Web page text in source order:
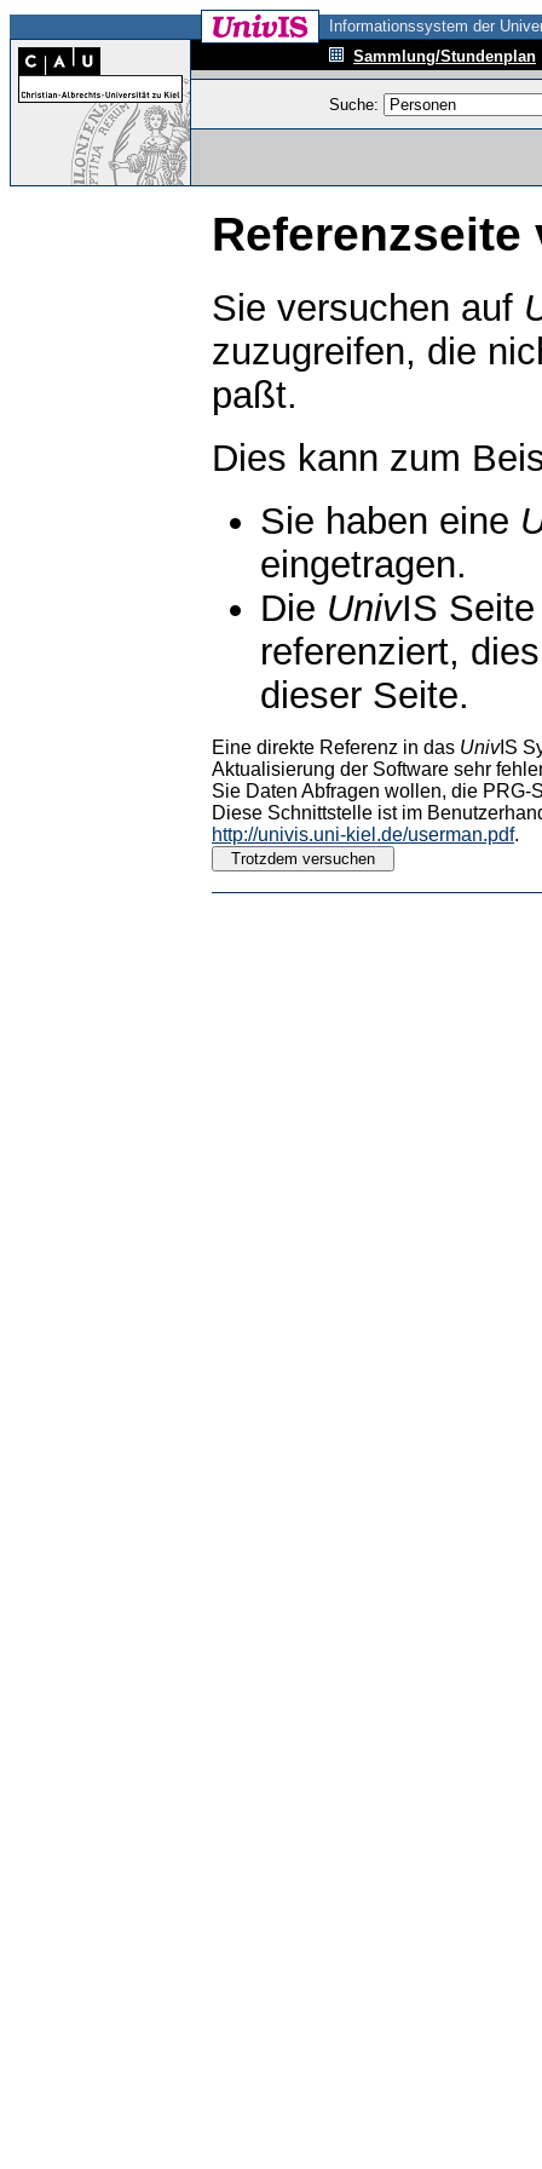
Informationssystem der
Sammlung/Stundenplan
Suche:
Referenzseite
Sie versuchen auf
zuzugreifen, die
paßt.
Dies kann zum
Sie haben eine
eingetragen.
Die UnivIS
referenziert,
dieser Seite.
Eine direkte Referenz in das UnivIS
Aktualisierung der Software sehr
Sie Daten Abfragen wollen, die PRG-
Diese Schnittstelle ist im
http://univis.uni-kiel.de/userman.pdf.